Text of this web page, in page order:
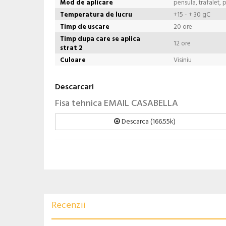
Mod de aplicare
pensula, trafalet,
Temperatura de lucru
+15 - + 30 gC
Timp de uscare
20 ore
Timp dupa care se aplica
strat 2
12 ore
Culoare
Visiniu
Descarcari
Fisa tehnica EMAIL CASABELLA
Descarca (166.55k)
Recenzii